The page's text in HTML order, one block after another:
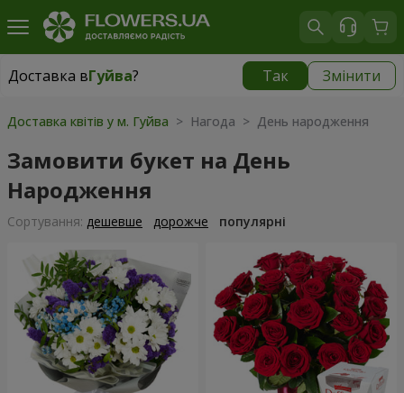
Доставка вГуйва? Так Змінити
Доставка вГуйва
Доставка квітів у м. Гуйва > Нагода > День народження
Замовити букет на День
Народження
Сортування: дешевше дорожче популярні